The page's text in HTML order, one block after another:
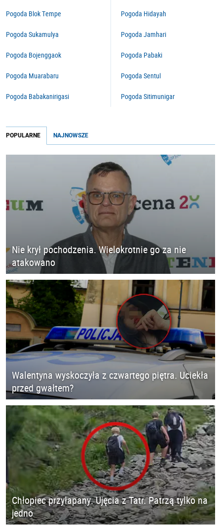
Pogoda Blok Tempe
Pogoda Sukamulya
Pogoda Bojenggaok
Pogoda Muarabaru
Pogoda Babakanirigasi
Pogoda Hidayah
Pogoda Jamhari
Pogoda Pabaki
Pogoda Sentul
Pogoda Sitimunigar
POPULARNE NAJNOWSZE
Nie krył pochodzenia. Wielokrotnie go za nie
atakowano
Walentyna wyskoczyła z czwartego piętra. Uciekła
przed gwałtem?
Chłopiec przyłapany. Ujęcia z Tatr. Patrzą tylko na
jedno